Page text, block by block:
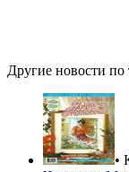
Другие новости по
•